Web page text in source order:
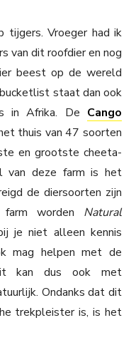
tijgers. Vroeger had ik
van dit roofdier en nog
beest op de wereld
staat dan ook
in Afrika. De Cango
thuis van 47 soorten
en grootste cheeta-
van deze farm is het
de diersoorten zijn
worden Natural
je niet alleen kennis
mag helpen met de
kan dus ook met
Ondanks dat dit
trekpleister is, is het